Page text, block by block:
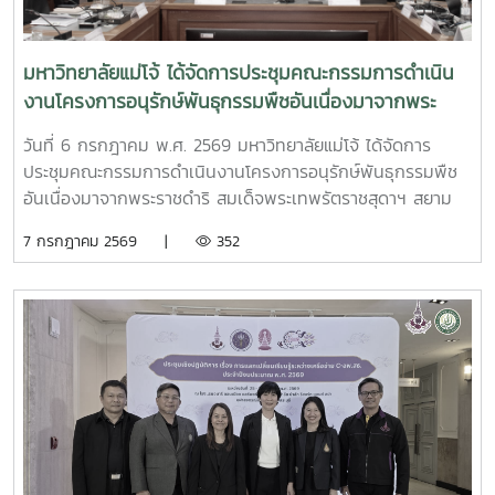
มหาวิทยาลัยแม่โจ้ ได้จัดการประชุมคณะกรรมการดำเนิน
งานโครงการอนุรักษ์พันธุกรรมพืชอันเนื่องมาจากพระ
ราชดำริ สมเด็จพระเทพรัตราชสุดาฯ สยามบรมราชกุมารี
มหาวิทยาลัยแม่โจ้ (อพ.สธ.-มจ.) ครั้งที่ 1/2569
วันที่ 6 กรกฎาคม พ.ศ. 2569 มหาวิทยาลัยแม่โจ้ ได้จัดการ
ประชุมคณะกรรมการดำเนินงานโครงการอนุรักษ์พันธุกรรมพืช
อันเนื่องมาจากพระราชดำริ สมเด็จพระเทพรัตราชสุดาฯ สยาม
ณ ห้องประชุมรวงผึ้ง ชั้น 5 อาคารสำนักงานมหาวิทยาลัย
มหาวิทยาลัยแม่โจ้ ประธานคณะกรรมการดำเนินงานฯ เป็น
ประธานการประชุม และได้รับเกียรติจาก นายพรชัย จุฑามาศ รอง
ผู้อำนวยการ อพ.สธ. และ ดร.ปิยรัษฎ์ ปริญญาพงษ์ เจริญทรัพย์
ผู้ช่วยผู้อำนวยการ อพ.สธ./เลขานุการคณะกรรมการ อพ.สธ.เข้า
ร่วมการประชุม โดยมี ผศ.ดร.ทิพย์สุดา ตั้งตระกูล ผู้อำนวยการ
ศูนย์ประสานงาน อพ.สธ.-มหาวิทยาลัยแม่โจ้ และผศ.ดร.เยาวนิตย์
ธาราฉาย รองผู้อำนวยการศูนย์ประสานงาน อพ.สธ.-
7 กรกฎาคม 2569 | 352